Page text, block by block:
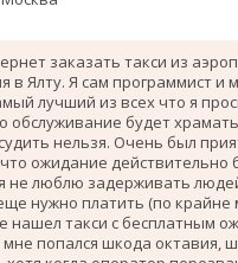
заказать такси из
в Ялту. Я сам программист и
лучший из всех что я
обслуживание будет
нельзя. Очень был
ожидание действительно
не люблю задерживать
нужно платить (по
нашел такси с бесплатным
попался шкода октавия,